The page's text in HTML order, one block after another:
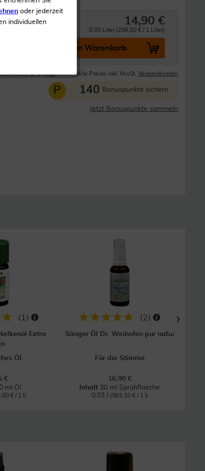
14,90 €
0.05 Liter (298,00 € / 1 Liter)
In den Warenkorb
1-3 Tage Alle Preise inkl. MwSt. Versandkosten
P 140 Bonuspunkte sichern
Jetzt Bonuspunkte sammeln
( 1 )
Extra
Öl
€
ml Öl
€ / 1 l)
(2 )
Sänger Öl Dr. Weihofen pur natur
Für die Stimme
16,90 €
Inhalt 30 ml Sprühflasche
0.03 l
(563,33 € / 1 l)
oder jederzeit
individuellen